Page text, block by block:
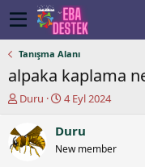
Tanışma Alanı
alpaka kaplama
K
u
y
Duru
B
ş
a
4 Eyl 2024
Duru
New member